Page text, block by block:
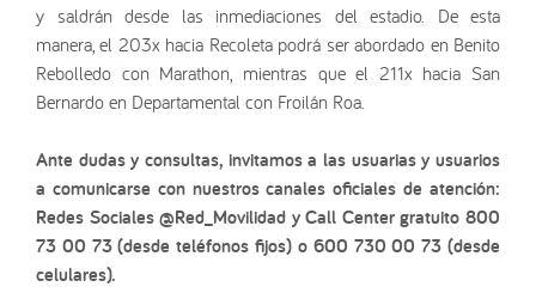
y saldrán desde las inmediaciones del estadio. De esta
manera, el 203x hacia Recoleta podrá ser abordado en Benito
Rebolledo con Marathon, mientras que el 211x hacia San
Bernardo en Departamental con Froilán Roa.
Ante dudas y consultas, invitamos a las usuarias y usuarios
a comunicarse con nuestros canales oficiales de atención:
Redes Sociales @Red_Movilidad y Call Center gratuito 800
73 00 73 (desde teléfonos fijos) o 600 730 00 73 (desde
celulares).